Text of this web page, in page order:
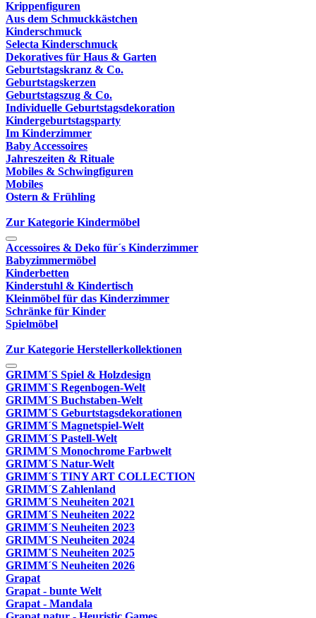
Krippenfiguren
Aus dem Schmuckkästchen
Kinderschmuck
Selecta Kinderschmuck
Dekoratives für Haus & Garten
Geburtstagskranz & Co.
Geburtstagskerzen
Geburtstagszug & Co.
Individuelle Geburtstagsdekoration
Kindergeburtstagsparty
Im Kinderzimmer
Baby Accessoires
Jahreszeiten & Rituale
Mobiles & Schwingfiguren
Mobiles
Ostern & Frühling
Zur Kategorie Kindermöbel
Accessoires & Deko für´s Kinderzimmer
Babyzimmermöbel
Kinderbetten
Kinderstuhl & Kindertisch
Kleinmöbel für das Kinderzimmer
Schränke für Kinder
Spielmöbel
Zur Kategorie Herstellerkollektionen
GRIMM´S Spiel & Holzdesign
GRIMM`S Regenbogen-Welt
GRIMM´S Buchstaben-Welt
GRIMM´S Geburtstagsdekorationen
GRIMM´S Magnetspiel-Welt
GRIMM´S Pastell-Welt
GRIMM´S Monochrome Farbwelt
GRIMM´S Natur-Welt
GRIMM´S TINY ART COLLECTION
GRIMM´S Zahlenland
GRIMM´S Neuheiten 2021
GRIMM´S Neuheiten 2022
GRIMM´S Neuheiten 2023
GRIMM´S Neuheiten 2024
GRIMM´S Neuheiten 2025
GRIMM´S Neuheiten 2026
Grapat
Grapat - bunte Welt
Grapat - Mandala